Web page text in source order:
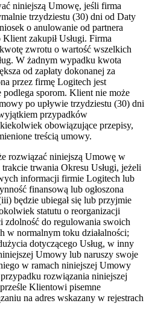
niniejszą Umowę, jeśli firma
trzydziestu (30) dni od Daty
o anulowanie od partnera
zakupił Usługi. Firma
zwrotu o wartość wszelkich
W żadnym wypadku kwota
od zapłaty dokonanej za
przez firmę Logitech jest
podlega sporom. Klient nie może
po upływie trzydziestu (30) dni
przypadków
obowiązujące przepisy,
treścią umowy.
rozwiązać niniejszą Umowę w
trwania Okresu Usługi, jeżeli
informacji firmie Logitech lub
finansową lub ogłoszona
będzie ubiegał się lub przyjmie
statutu o reorganizacji
zdolność do regulowania swoich
w normalnym toku działalności;
dotyczącego Usług, w inny
Umowy lub naruszy swoje
w ramach niniejszej Umowy
rozwiązania niniejszej
Klientowi pisemne
na adres wskazany w rejestrach